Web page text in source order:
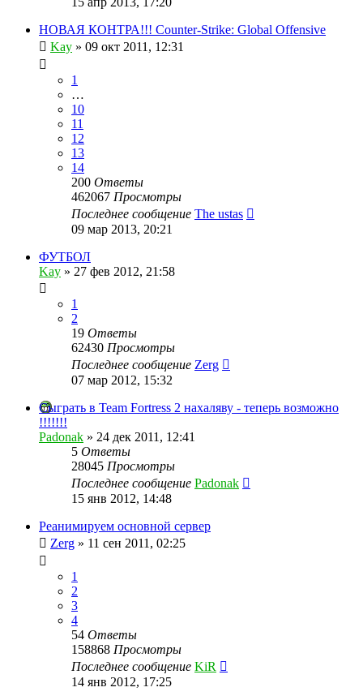
НОВАЯ КОНТРА!!! Counter-Strike: Global Offensive
Kay » 09 окт 2011, 12:31
1
…
10
11
12
13
14
200 Ответы
462067 Просмотры
Последнее сообщение The ustas
09 мар 2013, 20:21
ФУТБОЛ
Kay » 27 фев 2012, 21:58
1
2
19 Ответы
62430 Просмотры
Последнее сообщение Zerg
07 мар 2012, 15:32
Сыграть в Team Fortress 2 нахаляву - теперь возможно
!!!!!!!
Padonak » 24 дек 2011, 12:41
5 Ответы
28045 Просмотры
Последнее сообщение Padonak
15 янв 2012, 14:48
Реанимируем основной сервер
Zerg » 11 сен 2011, 02:25
1
2
3
4
54 Ответы
158868 Просмотры
Последнее сообщение KiR
14 янв 2012, 17:25